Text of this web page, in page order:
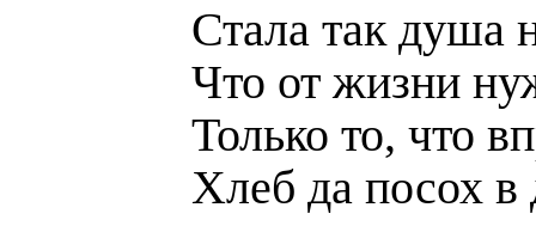
Стала так душа
Что от жизни
Только то, что
Хлеб да посох